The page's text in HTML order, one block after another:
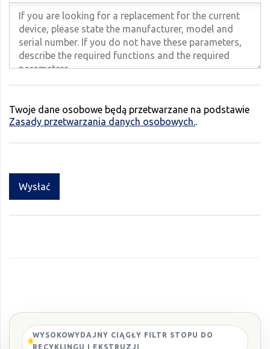
Twoje dane osobowe będą przetwarzane na podstawie
Zasady przetwarzania danych osobowych.
Wysłać
WYSOKOWYDAJNY CIĄGŁY FILTR STOPU DO
RECYKLINGU I EKSTRUZJI